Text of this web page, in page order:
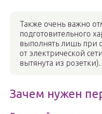
Также очень важно
подготовительного
выполнять лишь при
от электрической
вытянута из розетки).
Зачем нужен